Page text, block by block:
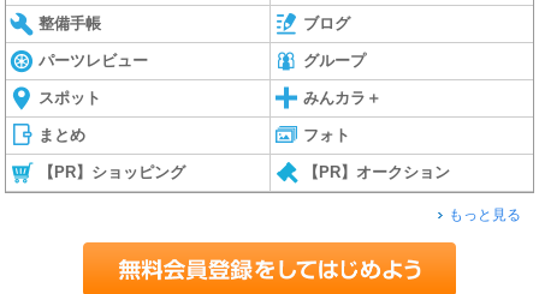
整備手帳 ブログ
パーツレビュー グループ
スポット みんカラ＋
まとめ フォト
【PR】ショッピング 【PR】オークション
もっと見る